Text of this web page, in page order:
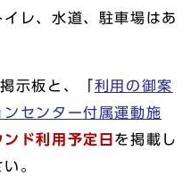
レ、水道、駐車場はあ
示板と、「 利用の御案
センター付属運動施
ンド利用予定日 を掲載し
。